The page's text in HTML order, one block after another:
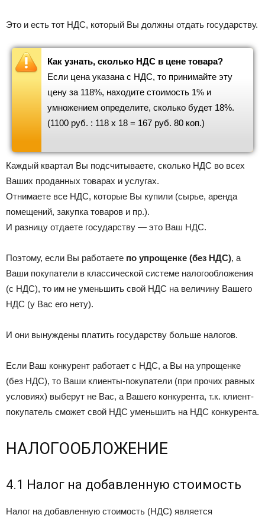
Это и есть тот НДС, который Вы должны отдать государству.
Как узнать, сколько НДС в цене товара?
Если цена указана с НДС, то принимайте эту
цену за 118%, находите стоимость 1% и
умножением определите, сколько будет 18%.
(1100 руб. : 118 х 18 = 167 руб. 80 коп.)
Каждый квартал Вы подсчитываете, сколько НДС во всех
Ваших проданных товарах и услугах.
Отнимаете все НДС, которые Вы купили (сырье, аренда
помещений, закупка товаров и пр.).
И разницу отдаете государству — это Ваш НДС.
Поэтому, если Вы работаете по упрощенке (без НДС), а
Ваши покупатели в классической системе налогообложения
(с НДС), то им не уменьшить свой НДС на величину Вашего
НДС (у Вас его нету).
И они вынуждены платить государству больше налогов.
Если Ваш конкурент работает с НДС, а Вы на упрощенке
(без НДС), то Ваши клиенты-покупатели (при прочих равных
условиях) выберут не Вас, а Вашего конкурента, т.к. клиент-
покупатель сможет свой НДС уменьшить на НДС конкурента.
НАЛОГООБЛОЖЕНИЕ
4.1 Налог на добавленную стоимость
Налог на добавленную стоимость (НДС) является